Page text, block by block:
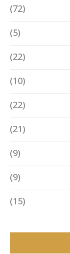
(72)
(5)
(22)
(10)
(22)
(21)
(9)
(9)
(15)